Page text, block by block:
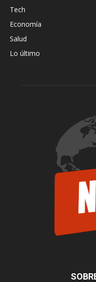
Tech
Economía
Salud
Lo último